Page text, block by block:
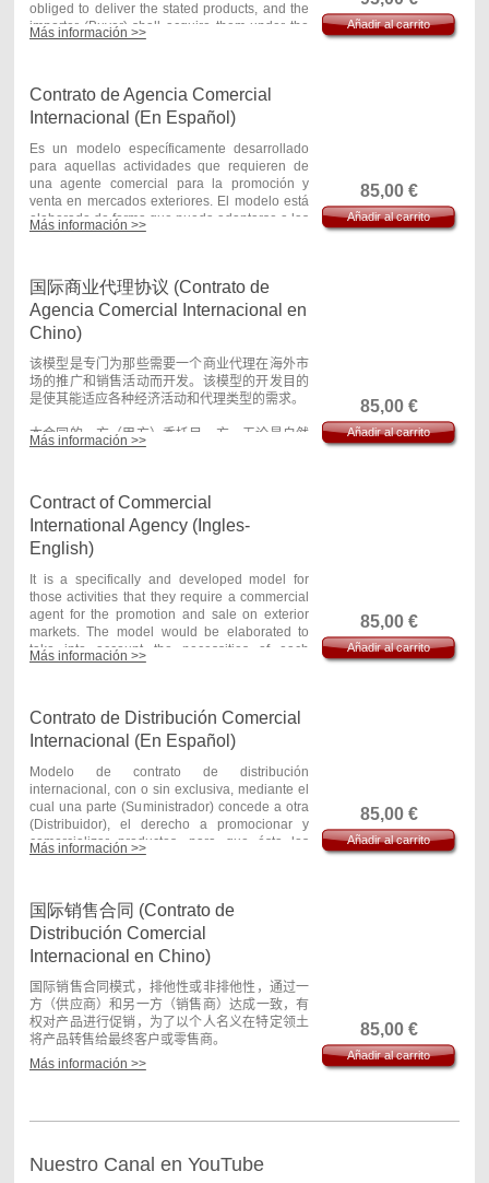
Añadir al carrito
obliged to deliver the stated products, and the
importer (Buyer) shall acquire them under the
agreed conditions of payment, delivery and
The contract is designed for business to
business sales of products, not to end
consumers, and in which each operation
constitutes a sale in itself, that it is to say, it is
not part of a long term agreement to the supply
of products. It that were the case, it is
preferable to use the model of International
Supply Contract.
industrial components, consumer goods,
machinery, etc.). In the most important aspects
of the contract (products, price, form and date
of payment, delivery period, etc.), a number of
alternatives have been suggested in order that
the most appropriate version may be chosen
for the purposes of whoever writes up the
The contract conforms to the principles
Más información >>
85,00€
Añadir al carrito
Contrato de Agencia Comercial
Internacional (En Español)
Es un modelo específicamente desarrollado
para aquellas actividades que requieren de
una agente comercial para la promoción y
venta en mercados exteriores. El modelo está
elaborado de forma que pueda adaptarse a las
necesidades propias de cada actividad y tipo
En este contrato una parte (Principal) encarga
a otra, bien sea persona física o jurídica
(Agente), la promoción de operaciones de
comercio exterior de forma continuada, como
intermediario independiente, sin asumir el
riesgo de las operaciones. La remuneración
del agente se establece mediante comisiones
acordarse ciertos gastos en concepto de viajes
o actividades de promoción.
(exclusividad, objetivos, importe y cálculo de
las comisiones, información, rescisión,
indemnizaciones, etc.) se proponen varias
alternativas de redacción para que,
(Principal o Agente) se elijan las más
convenientes.
El contrato se ha redactado de acuerdo a las
prácticas comerciales reconocidas en las
UNIDROIT de Principios sobre Contratos de
Comercio Internacional y hace referencia a la
Directiva 86/653 de la Comisión Europea
Se trata de un modelo de Contrato de Agencia
Comercial Internacional entre empresas y/o
profesionales situados en diferentes países. Si
el Principal y el Agente se encuentran en el
Más información >>
85,00€
Añadir al carrito
国际商业代理协议 (Contrato de
Agencia Comercial Internacional en
Chino)
该模型是专门为那些需要一个商业代理在海外市
场的推广和销售活动而开发。该模型的开发目的
是使其能适应各种经济活动和代理类型的需求。
本合同的一方（甲方）委托另一方，无论是自然
人或法人（代理人），不断推广外贸业务，但作
促销活动中的某些费用
在合同最重要的条款上 独家经营权
金的数额和计算
出了几种备选方案， 这取决于谁起草合同（委托
人或代理人）选择最方便的执行方案。
合同按照当地法律公认的贸易案例起草，同时也
是符合国际统一私法协会有关国际贸易协定的原
则和欧盟委员会86/653
的国家商业代理合同模式。如果被代理人和代理
人是在同一个国家，应使用商业代理协议。
Más información >>
85,00€
Añadir al carrito
Contract of Commercial
International Agency (Ingles-
English)
It is a specifically and developed model for
those activities that they require a commercial
agent for the promotion and sale on exterior
markets. The model would be elaborated to
take into account the necessities of each
activity and agent.
other one, would be a natural or juridical
person (Agent), the promotion of exterior
trade's operations of continued form, such as
independent intermediary, without assuming
the risk of the operations. The remuneration of
the agent is established by means of
commissions about sales, although, in some
cases, they can get agreements about certain
expenses with a view to trips or activities of
In more relevant aspects of the contract
(exclusivity, goal, amount and calculation of the
commissions, information, rescission,
indemnifications, etc.) they propose several
alternatives of draft in order that, depending on
the one who would write the contract (Principal
or Agent) and they are being elected the most
suitable.
The contract has been written in agreement for
Likewise it fulfills the UNIDROIT of Principia
and it refers to the Board 86/653 of the
European Commission about contracts of
Más información >>
85,00€
Añadir al carrito
Contrato de Distribución Comercial
Internacional (En Español)
Modelo de contrato de distribución
internacional, con o sin exclusiva, mediante el
cual una parte (Suministrador) concede a otra
(Distribuidor), el derecho a promocionar y
comercializar productos, para que ésta los
adquiera en nombre y por cuenta propia, y los
El modelo sirve para la distribución
internacional de distintos tipos de productos
(alimentación y bebidas, bienes de consumo,
suministros industriales, maquinaria, etc.).
Igualmente, es adaptable a los diferentes tipos
de distribución: masiva, selectiva y exclusiva.
(productos y territorio, exclusividad, no
servicios, etc.) se proponen varias alternativas
redacte el contrato (Suministrador o
Distribuidor) se elijan las más convenientes.
Más información >>
85,00€
Añadir al carrito
国际销售合同 (Contrato de
Distribución Comercial
Internacional en Chino)
国际销售合同模式 ， 排他性或非排他性 ， 通过一
方 （供应商）和另一方（销售商）达成一致，有
权对产品进行促销，为了以个人名义在特定领土
将产品转售给最终客户或零售商。
该模式适用于各种产品的国际销售
不竞争，价格，加入条件和支付方式，
Más información >>
Nuestro Canal en YouTube